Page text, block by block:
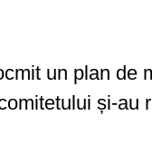
un plan de
și-au